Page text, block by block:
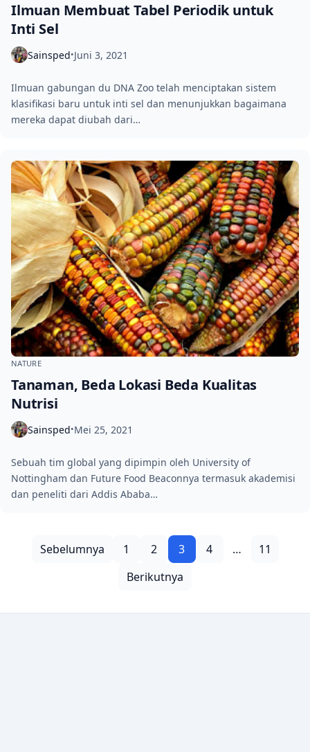
Ilmuan Membuat Tabel Periodik untuk
Inti Sel
Sainsped•Juni 3, 2021
Ilmuan gabungan du DNA Zoo telah menciptakan sistem
klasifikasi baru untuk inti sel dan menunjukkan bagaimana
mereka dapat diubah dari…
NATURE
Tanaman, Beda Lokasi Beda Kualitas
Nutrisi
Sainsped•Mei 25, 2021
Sebuah tim global yang dipimpin oleh University of
Nottingham dan Future Food Beaconnya termasuk akademisi
dan peneliti dari Addis Ababa…
Paginasi pos
Sebelumnya 1 2 3 4 …
11
Berikutnya